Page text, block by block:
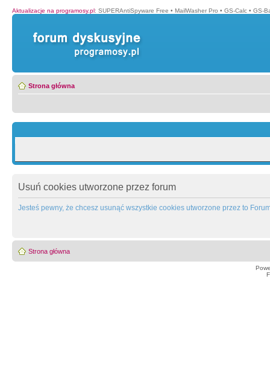
Aktualizacje na programosy.pl: SUPERAntiSpyware Free • MailWasher Pro • GS-Calc • GS-
Strona główna
Usuń cookies utworzone przez forum
Jesteś pewny, że chcesz usunąć wszystkie cookies utworzone przez to
Strona główna